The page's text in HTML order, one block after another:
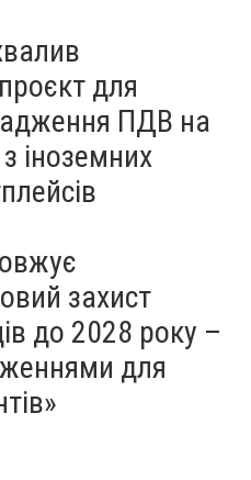
для
ПДВ на
іноземних
захист
до 2028 року –
для